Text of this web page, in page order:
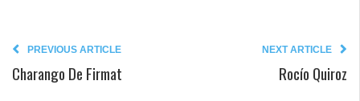
PREVIOUS ARTICLE
Charango De Firmat
NEXT ARTICLE
Rocío Quiroz